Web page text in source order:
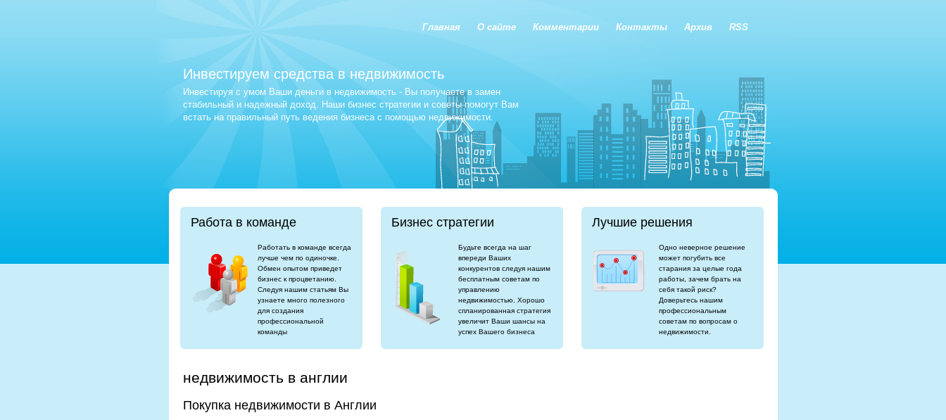
Главная О сайте Комментарии Контакты Архив RSS
Инвестируем средства в недвижимость
Инвестируя с умом Ваши деньги в недвижимость - Вы получаете в замен
стабильный и надежный доход. Наши бизнес стратегии и советы помогут Вам
встать на правильный путь ведения бизнеса с помощью недвижимости.
Работа в команде
Работать в команде всегда
лучше чем по одиночке.
Обмен опытом приведет
бизнес к процветанию.
Следуя нашим статьям Вы
узнаете много полезного
для создания
профессиональной
команды
Бизнес стратегии
Будьте всегда на шаг
впереди Ваших
конкурентов следуя нашим
бесплатным советам по
управлению
недвижимостью. Хорошо
спланированная стратегия
увеличит Ваши шансы на
успех Вашего бизнеса
Лучшие решения
Одно неверное решение
может погубить все
старания за целые года
работы, зачем брать на
себя такой риск?
Доверьтесь нашим
профессиональным
советам по вопросам о
недвижимости.
недвижимость в англии
Покупка недвижимости в Англии